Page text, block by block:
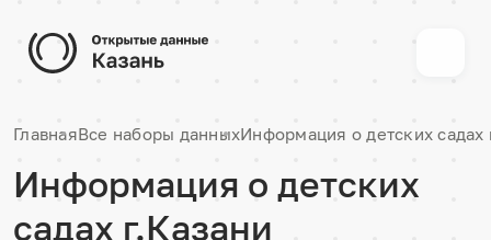
ГлавнаяВсе наборы данныхИнформация о детских садах
Информация о детских
садах г.Казани